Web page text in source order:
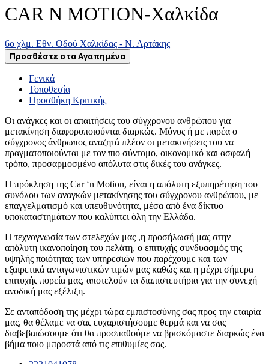
CAR N MOTION-Χαλκίδα
6ο χλμ. Εθν. Οδού Χαλκίδας - Ν. Αρτάκης
Προσθέστε στα Αγαπημένα
Γενικά
Τοποθεσία
Προσθήκη Κριτικής
Οι ανάγκες και οι απαιτήσεις του σύγχρονου ανθρώπου για
μετακίνηση διαφοροποιούνται διαρκώς. Μόνος ή με παρέα ο
σύγχρονος άνθρωπος αναζητά πλέον οι μετακινήσεις του να
πραγματοποιούνται με τον πιο σύντομο, οικονομικό και ασφαλή
τρόπο, προσαρμοσμένο απόλυτα στις δικές του ανάγκες.
Η πρόκληση της Car ‘n Motion, είναι η απόλυτη εξυπηρέτηση του
συνόλου των αναγκών μετακίνησης του σύγχρονου ανθρώπου, με
επαγγελματισμό και υπευθυνότητα, μέσα από ένα δίκτυο
υποκαταστημάτων που καλύπτει όλη την Ελλάδα.
Η τεχνογνωσία των στελεχών μας ,η προσήλωσή μας στην
απόλυτη ικανοποίηση του πελάτη, ο επιτυχής συνδυασμός της
υψηλής ποιότητας των υπηρεσιών που παρέχουμε και των
εξαιρετικά ανταγωνιστικών τιμών μας καθώς και η μέχρι σήμερα
επιτυχής πορεία μας, αποτελούν τα διαπιστευτήρια για την συνεχή
ανοδική μας εξέλιξη.
Σε ανταπόδοση της μέχρι τώρα εμπιστοσύνης σας προς την εταιρία
μας, θα θέλαμε να σας ευχαριστήσουμε θερμά και να σας
διαβεβαιώσουμε ότι θα προσπαθούμε να βρισκόμαστε διαρκώς ένα
βήμα ποιο μπροστά από τις επιθυμίες σας.